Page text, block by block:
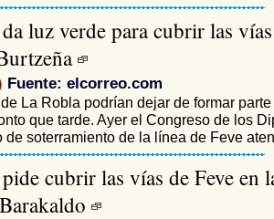
luz verde para cubrir las
Fuente: elcorreo.com
La Robla podrían dejar de formar
que tarde. Ayer el Congreso de los
de soterramiento de la línea de Feve
cubrir las vías de Feve en